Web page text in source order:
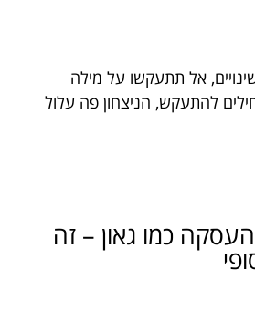
אל תתעקשו על מילה
להתעקש, הניצחון פה עלול
כמו גאון – זה